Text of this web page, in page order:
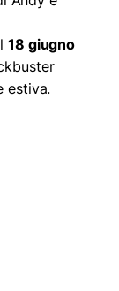
18 giugno
estiva.